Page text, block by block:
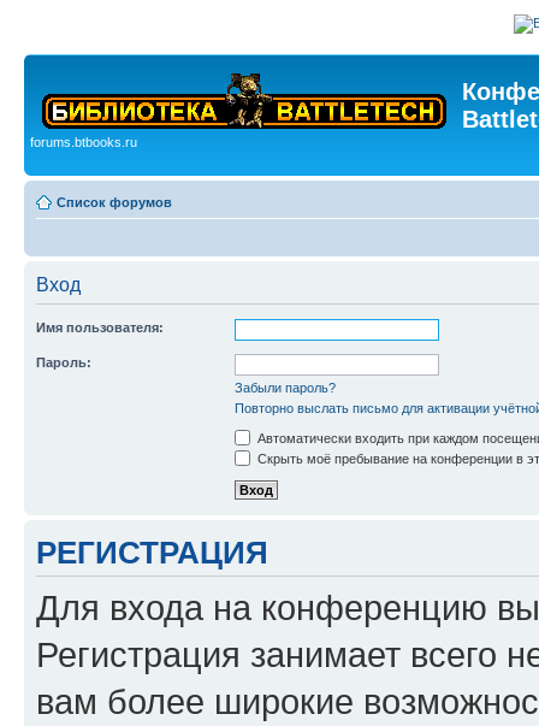
forums.btbooks.ru
Список форумов
Вход
Имя пользователя:
Пароль:
Забыли пароль?
Повторно выслать письмо для активации
Автоматически входить при каждом
Скрыть моё пребывание на конференции в
РЕГИСТРАЦИЯ
Для входа на конференцию
Регистрация занимает всего
вам более широкие